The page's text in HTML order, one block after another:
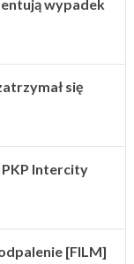
wypadek
się
Intercity
[FILM]